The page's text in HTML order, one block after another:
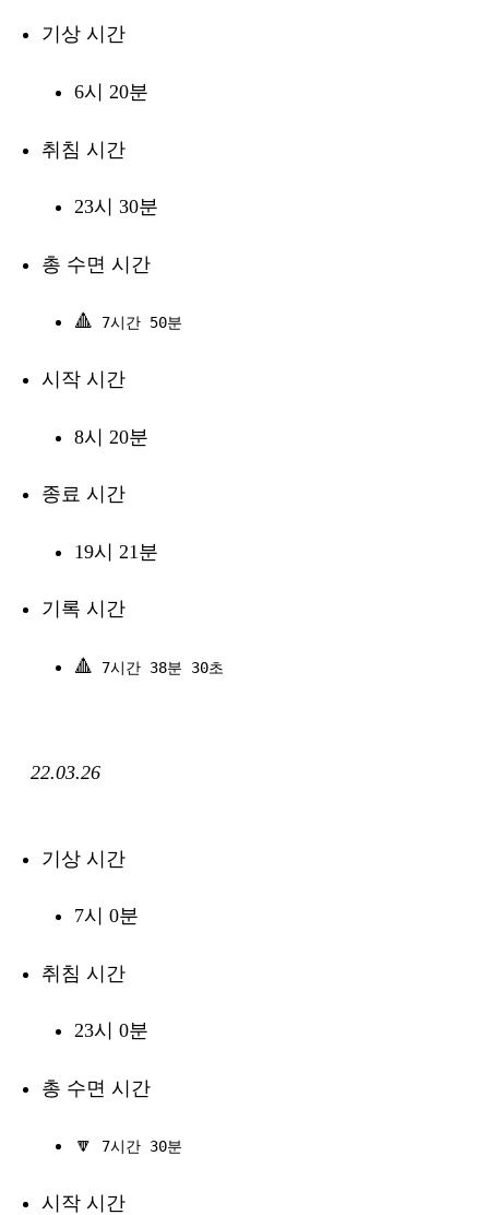
기상 시간
6시 20분
취침 시간
23시 30분
총 수면 시간
🔺 7시간 50분
시작 시간
8시 20분
종료 시간
19시 21분
기록 시간
🔺 7시간 38분 30초
22.03.26
기상 시간
7시 0분
취침 시간
23시 0분
총 수면 시간
🔽 7시간 30분
시작 시간